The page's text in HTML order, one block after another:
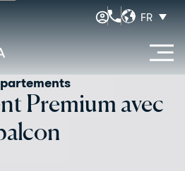
FR
Premium avec